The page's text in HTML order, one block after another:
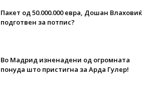
Пакет од 50.000.000 евра, Дошан Влаховиќ
подготвен за потпис?
Во Мадрид изненадени од огромната
понуда што пристигна за Арда Гулер!